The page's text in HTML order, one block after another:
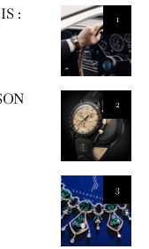
1
:
2
3